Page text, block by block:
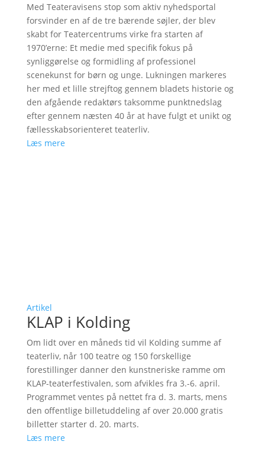
Med Teateravisens stop som aktiv nyhedsportal
forsvinder en af de tre bærende søjler, der blev
skabt for Teatercentrums virke fra starten af
1970’erne: Et medie med specifik fokus på
synliggørelse og formidling af professionel
scenekunst for børn og unge. Lukningen markeres
her med et lille strejftog gennem bladets historie og
den afgående redaktørs taksomme punktnedslag
efter gennem næsten 40 år at have fulgt et unikt og
fællesskabsorienteret teaterliv.
Læs mere
Artikel
KLAP i Kolding
Om lidt over en måneds tid vil Kolding summe af
teaterliv, når 100 teatre og 150 forskellige
forestillinger danner den kunstneriske ramme om
KLAP-teaterfestivalen, som afvikles fra 3.-6. april.
Programmet ventes på nettet fra d. 3. marts, mens
den offentlige billetuddeling af over 20.000 gratis
billetter starter d. 20. marts.
Læs mere